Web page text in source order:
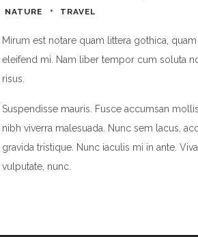
NATURE TRAVEL
Mirum est notare quam littera gothica,
eleifend mi. Nam liber tempor cum soluta
risus.
Suspendisse mauris. Fusce accumsan
nibh viverra malesuada. Nunc sem lacus,
gravida tristique. Nunc iaculis mi in ante.
vulputate, nunc.